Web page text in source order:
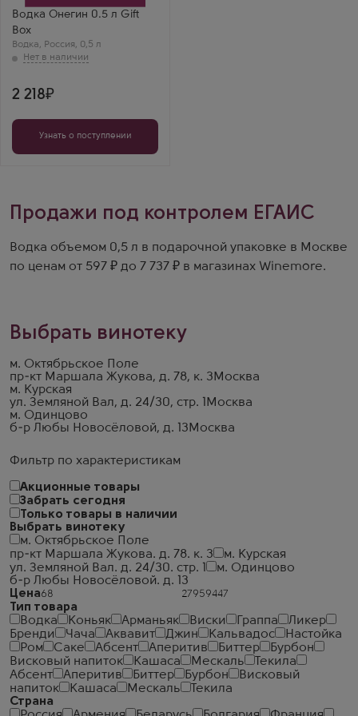
Фильтр по характеристикам
Акционные товары
Забрать сегодня
Только товары в наличии
Выбрать винотеку
м. Октябрьское Поле
пр-кт Маршала Жукова. д. 78. к. 3
м. Курская
ул. Земляной Вал. д. 24/30. стр. 1
м. Одинцово
б-р Любы Новосёловой. д. 13
Цена
Тип товара
Водка
Коньяк Арманьяк Виски Граппа
Ликер
Бренди
Чача Аквавит Джин Кальвадос
Настойка
Ром
Саке Абсент Аперитив Биттер
Бурбон
Висковый напиток
Кашаса Мескаль
Текила
Абсент
Аперитив Биттер Бурбон
Висковый
напиток
Кашаса Мескаль
Текила
Страна
Водка Онегин 0.5 л Gift
Box
Водка, Россия, 0,5 л
Людмила
Онегин в коробке —
солидно и красиво.
Вкус мягкий, с
лёгкой сладостью.
2 218
Узнать о поступлении
Продажи под контролем ЕГАИС
Водка объемом 0,5 л в подарочной упаковке в Москве
по ценам от 597 ₽ до 7 737 ₽ в магазинах Winemore.
Выбрать винотеку
м. Октябрьское Поле
пр-кт Маршала Жукова, д. 78, к. 3 Москва
м. Курская
ул. Земляной Вал, д. 24/30, стр. 1
Москва
м. Одинцово
б-р Любы Новосёловой, д. 13 Москва